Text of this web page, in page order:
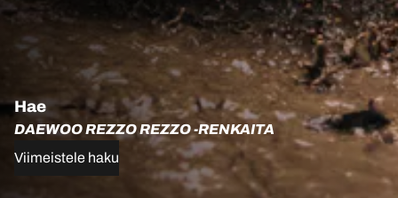
Hae
DAEWOO REZZO REZZO -RENKAITA
Viimeistele haku